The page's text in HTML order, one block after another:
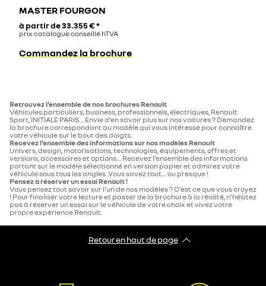
MASTER FOURGON
à partir de33.355 €*
prix catalogue conseillé hTVA
Commandez la brochure
Retrouvez l’ensemble de nos brochures Renault
Véhicules particuliers, business, professionnels, électriques, Renault
Sport, INITIALE PARIS… Envie d’en savoir plus sur nos voitures ? Demandez
la brochure correspondant au modèle qui vous intéresse pour connaître
votre véhicule sur le bout des doigts.
Recevez l’ensemble des informations sur nos modèles Renault
Univers, design, motorisations, technologies, équipements, offres et
versions, accessoires et options… Recevez l’ensemble des informations
portant sur le modèle sélectionné en version papier et admirez votre
véhicule sous tous les angles. Vous savez tout… ou presque !
Pensez à réserver un essai Renault !
Vous pensez tout savoir sur l’un de nos modèles ? C’est ce que vous croyez
! Pour finaliser votre lecture et passer de la brochure à la réalité, n’hésitez
pas à réserver un essai sur le véhicule de votre choix et vivez votre
propre expérience Renault.
Retour en haut de page